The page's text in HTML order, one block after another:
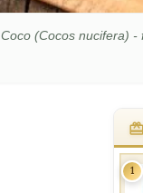
Coco (Cocos nucifera)
1